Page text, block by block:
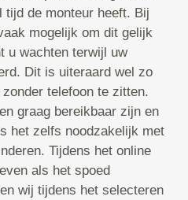
tijd de monteur heeft. Bij
mogelijk om dit gelijk
u wachten terwijl uw
Dit is uiteraard wel zo
telefoon te zitten.
graag bereikbaar zijn en
het zelfs noodzakelijk met
Tijdens het online
als het spoed
wij tijdens het selecteren